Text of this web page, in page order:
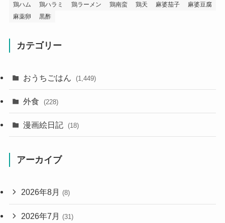
鶏ハム
鶏ハラミ 鶏ラーメン 鶏南蛮 鶏天 麻婆茄子
麻婆豆腐
麻薬卵
黒酢
カテゴリー
おうちごはん (1,449)
外食 (228)
漫画絵日記 (18)
アーカイブ
2026年8月 (8)
2026年7月 (31)